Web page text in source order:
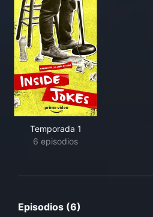
Temporada 1
6 episodios
Episodios (6)